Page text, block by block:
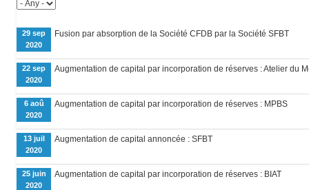
29 sep
2020
Fusion par absorption de la Société CFDB par la Société SFBT
22 sep
2020
Augmentation de capital par incorporation de réserves : Atelier du
6 aoû
2020
Augmentation de capital par incorporation de réserves : MPBS
13 juil
2020
Augmentation de capital annoncée : SFBT
25 juin
2020
Augmentation de capital par incorporation de réserves : BIAT